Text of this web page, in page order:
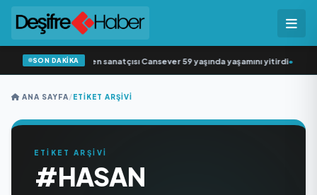
SON DAKİKA
müziğin sevilen sanatçısı Cansever 59 yaşında yaşamını yitirdi•
ANA SAYFA/ETIKET ARŞIVI
ETİKET ARŞİVİ
#HASAN